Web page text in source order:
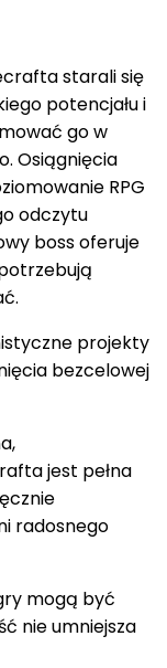
starali się
potencjału i
go w
Osiągnięcia
RPG
odczytu
boss oferuje
projekty
bezcelowej
jest pełna
radosnego
mogą być
nie umniejsza